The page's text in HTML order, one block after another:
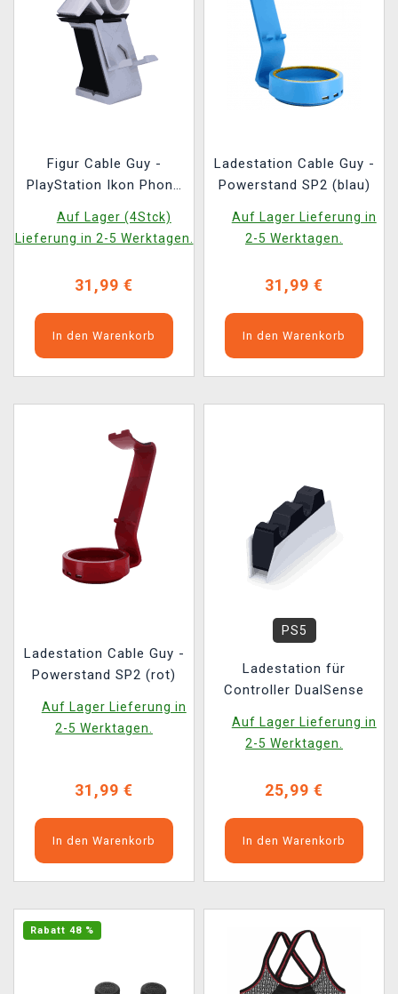
Figur Cable Guy -
PlayStation Ikon Phone
Auf Lager (4Stck)
Lieferung in 2-5 Werktagen.
31,99 €
In den Warenkorb
Ladestation Cable Guy -
Powerstand SP2 (blau)
Auf Lager Lieferung in
2-5 Werktagen.
31,99 €
In den Warenkorb
Ladestation Cable Guy -
Powerstand SP2 (rot)
Auf Lager Lieferung in
2-5 Werktagen.
31,99 €
In den Warenkorb
PS5
Ladestation für
Controller DualSense
Auf Lager Lieferung in
2-5 Werktagen.
25,99 €
In den Warenkorb
Rabatt 48 %